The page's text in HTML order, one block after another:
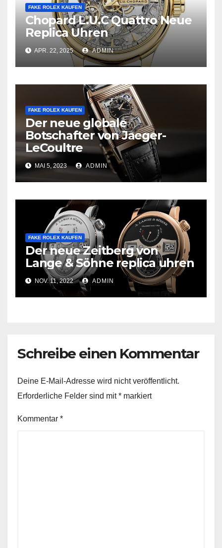
FAKE ROLEX KAUFEN
Chopard L.U.C Quattro Neue
Replica Uhren
APR. 22, 2025 ADMIN
FAKE ROLEX KAUFEN
Der neue globale
Botschafter von Jaeger-
LeCoultre
MAI 5, 2023 ADMIN
FAKE ROLEX KAUFEN
Der neue Zeitberg von
Lange & Söhne replica uhren
NOV. 11, 2022 ADMIN
Schreibe einen Kommentar
Deine E-Mail-Adresse wird nicht veröffentlicht.
Erforderliche Felder sind mit* markiert
Kommentar *